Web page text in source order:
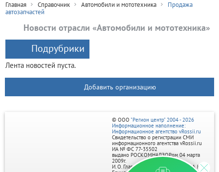
Главная Справочник Автомобили и мототехника
Продажа
автозапчастей
Новости отрасли «Автомобили и мототехника»
Подрубрики
Лента новостей пуста.
Добавить организацию
© ООО "Регион центр" 2004 - 2026
Информационное наполнение:
Информационное агентство vRossii.ru
Свидетельство о регистрации СМИ
информационного агентства vRossii.ru
ИА № ФС 77‑35502
выдано РОСКОМНАДЗОРом 04 марта
2009г.
И. О. Главного редактора Нарыков А. Н.